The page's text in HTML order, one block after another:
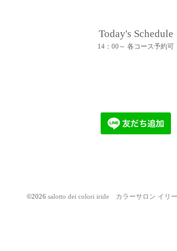
Today's Schedule
14：00～ 各コース予約可
©2026 salotto dei colori iride カラーサロン イリ